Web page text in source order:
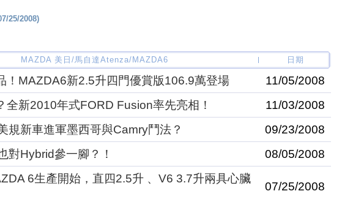
25/2008)
MAZDA 美日/馬自達Atenza/MAZDA6 日期
！MAZDA6新2.5升四門優賞版106.9萬登場
11/05/2008
全新2010年式FORD Fusion率先亮相！
11/03/2008
規新車進軍墨西哥與Camry鬥法？
09/23/2008
對Hybrid參一腳？！
08/05/2008
6生產開始，直四2.5升 、V6 3.7升兩具心臟
07/25/2008